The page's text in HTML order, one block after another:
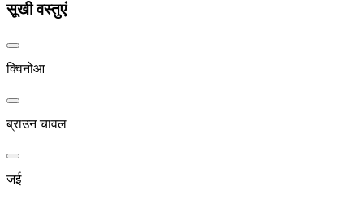
सूखी वस्तुएं
क्विनोआ
ब्राउन चावल
जई